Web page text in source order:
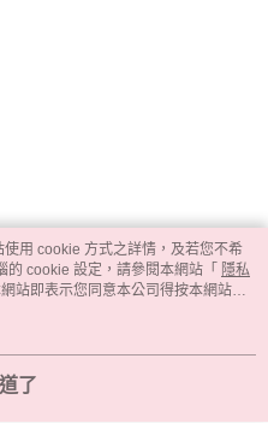
用 cookie 方式之詳情，及若您不希
cookie 設定，請參閱本網站「 隱私
站即表示您同意本公司得按本網站使
了